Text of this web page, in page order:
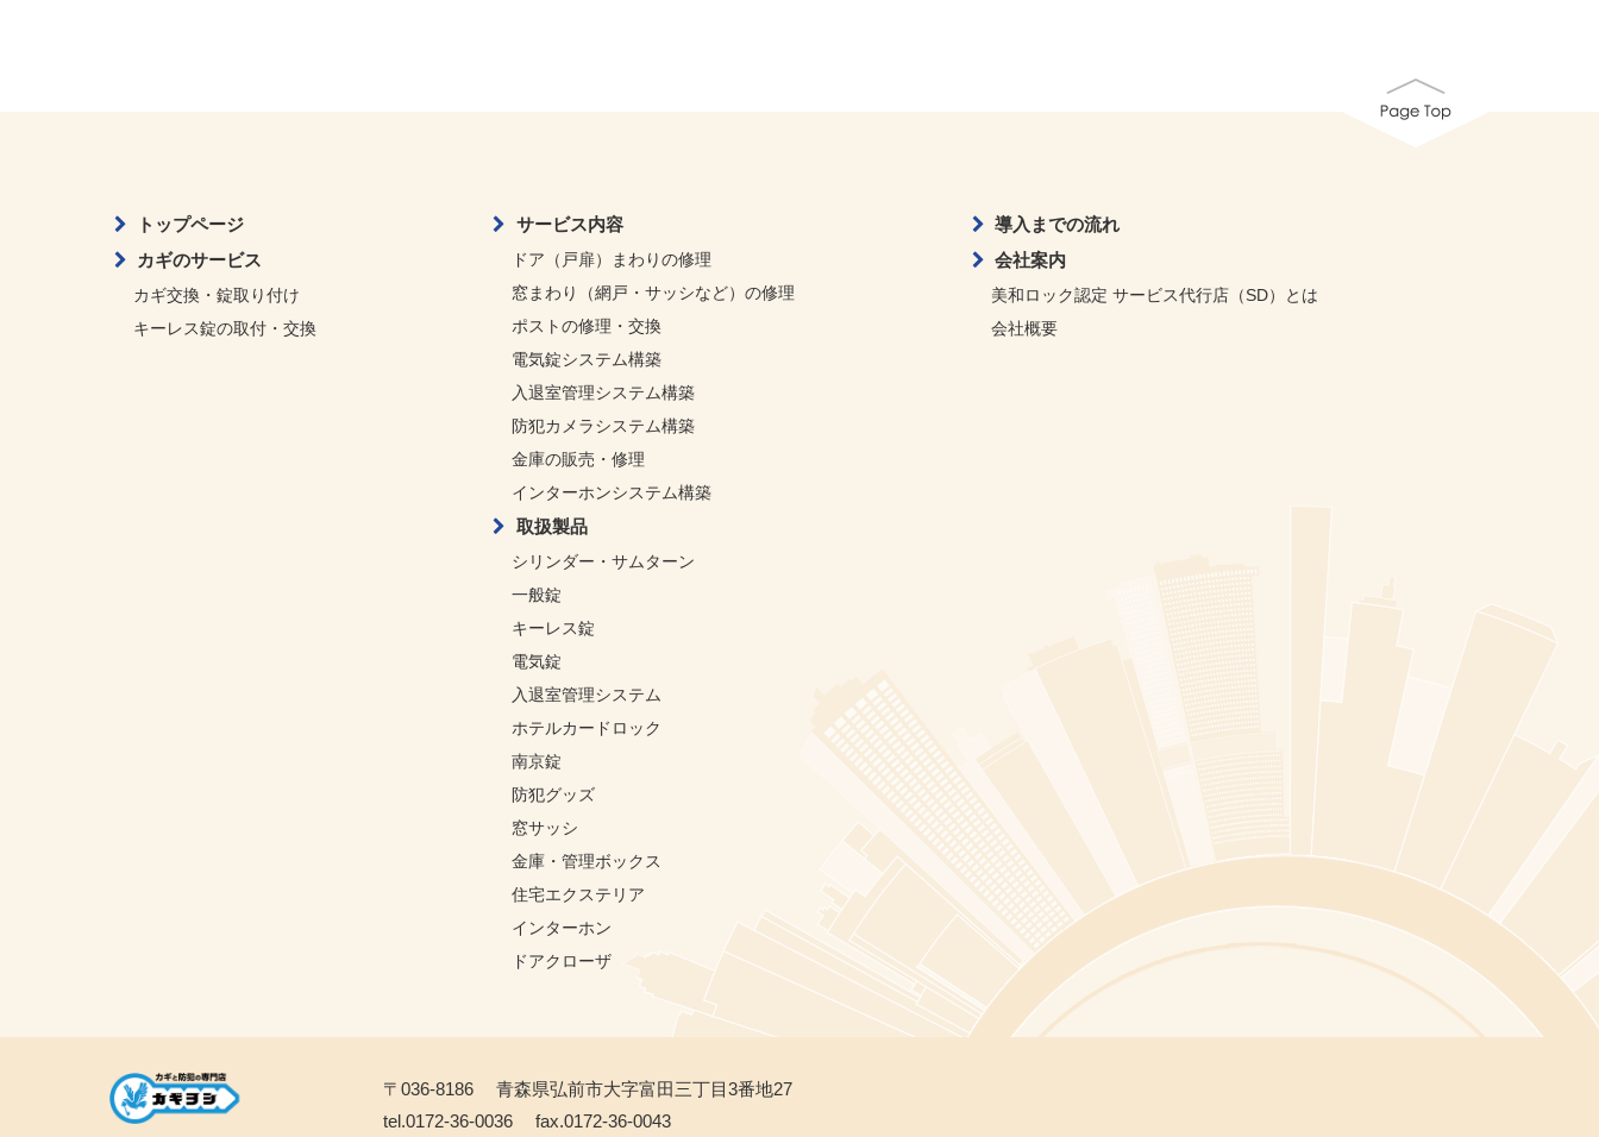
トップページ
カギのサービス
カギ交換・錠取り付け
キーレス錠の取付・交換
サービス内容
ドア（戸扉）まわりの修理
窓まわり（網戸・サッシなど）の修理
ポストの修理・交換
電気錠システム構築
入退室管理システム構築
防犯カメラシステム構築
金庫の販売・修理
インターホンシステム構築
取扱製品
シリンダー・サムターン
一般錠
キーレス錠
電気錠
入退室管理システム
ホテルカードロック
南京錠
防犯グッズ
窓サッシ
金庫・管理ボックス
住宅エクステリア
インターホン
ドアクローザ
導入までの流れ
会社案内
美和ロック認定 サービス代行店（SD）とは
会社概要
〒036-8186 青森県弘前市大字富田三丁目3番地27
tel.0172-36-0036 fax.0172-36-0043